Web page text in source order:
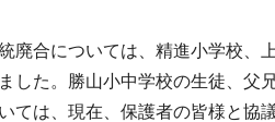
廃合については、精進小学校、
した。勝山小中学校の生徒、
ては、現在、保護者の皆様と協